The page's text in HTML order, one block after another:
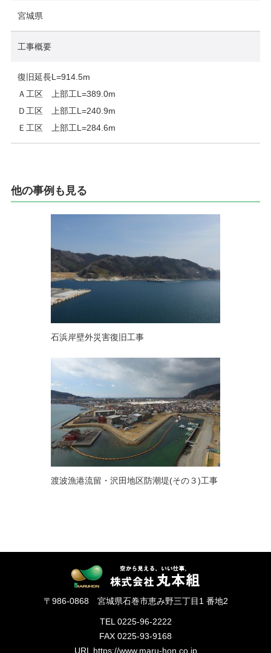
宮城県
工事概要
復旧延長L=914.5m
Ａ工区 上部工L=389.0m
Ｄ工区 上部工L=240.9m
Ｅ工区 上部工L=284.6m
他の事例も見る
石浜岸壁外災害復旧工事
渡波漁港流留・沢田地区防潮堤(その３)工事
〒986-0868 宮城県石巻市恵み野三丁目1 番地2
TEL 0225-96-2222
FAX 0225-93-9168
URL https://www.maru-hon.co.jp